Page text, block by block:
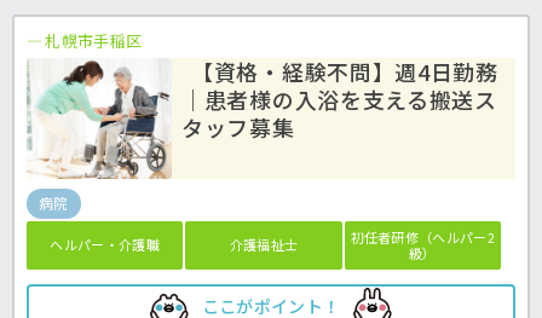
札幌市手稲区
【資格・経験不問】週4日勤務
｜患者様の入浴を支える搬送ス
タッフ募集
病院
ヘルパー・介護職 介護福祉士
初任者研修（ヘルパー2
級）
ここがポイント！